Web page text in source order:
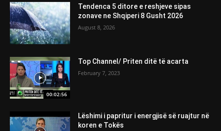
Tendenca 5 ditore e reshjeve sipas
zonave ne Shqiperi 8 Gusht 2026
August 8, 2026
00:02:56
Top Channel/ Priten ditë të acarta
February 7, 2023
Lëshimi i papritur i energjisë së ruajtur në
koren e Tokës